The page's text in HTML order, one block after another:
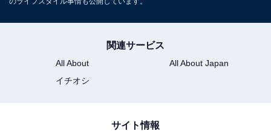
トア （順次販売開始）
※福岡岩田屋本店、広島三越店での販売は4月18日以降
関連サービス
All About
All About Japan
イチオシ
サイト情報